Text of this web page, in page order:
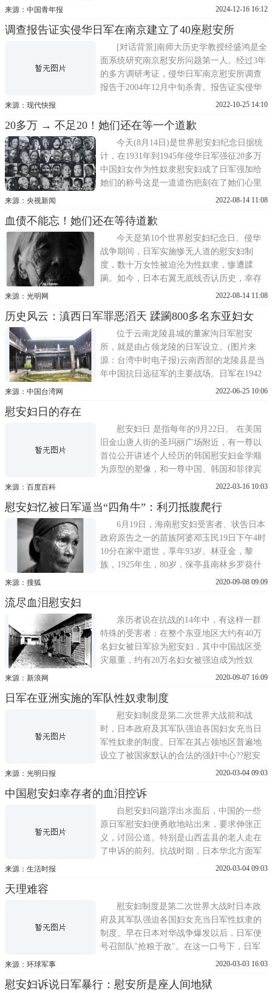
杀、狂轰滥炸、活埋、活体实验、掠夺资
间，大半中国被日军践踏。实施慰安妇制
度，是当时日军犯下罄竹难书的罪行之一。
据统计，日军刺刀下的中
来源：中国青年报 2024-12-16 16:12
调查报告证实侵华日军在南京建立了40座慰安所
[对话背景]南师大历史学教授经盛鸿是全
面系统研究南京慰安所问题第一人。经过3年
的多方调研考证，侵华日军南京慰安所调查
报告于2004年12月中旬杀青。报告证实侵华
战争14年中，日军在南京建立了40座慰安
经盛鸿教授。[对话人物]经盛鸿：南京师范
大学历史系教授，20多年来，潜心于日本侵
华史和南京大屠杀史研
来源：现代快报 2022-10-25 14:10
20多万 → 不足20！她们还在等一个道歉
今天(8月14日)是世界慰安妇纪念日据统
计，在1931年到1945年侵华日军强征20多万
中国妇女作为性奴隶慰安妇成了日军强加给
她们的称号这是一道道伤疤刻在了她们心里
这更是人类的耻辱留在了历史上回忆痛苦往
1920年广西桂林荔浦县新坪镇人1944年冬天
24岁
来源：央视新闻 2022-08-14 11:08
血债不能忘！她们还在等待道歉
今天是第10个世界慰安妇纪念日。侵华
战争期间，日军实施惨无人道的慰安妇制
度，数十万女性被迫沦为性奴隶，惨遭蹂
躏。如今，日本右翼无底线否认历史，幸存
者老人们逐渐凋零，在世的慰安妇制度受害
来源：光明网 2022-08-14 11:08
历史风云：滇西日军罪恶滔天 蹂躏800多名东亚妇女
位于云南龙陵县城的董家沟日军慰安
所，就是由占领龙陵的日军设立。(图片来
源：台湾中时电子报)云南西部的龙陵县是当
年中国抗日远征军的主要战场。日军在1942
到1944年间攻占龙陵，广设慰安所供日军逞
西，这批台湾妇女因此沦为蹂躏暴行下的牺
牲者。据考证，滇西日军共蹂
来源：中国台湾网 2022-06-25 10:06
慰安妇日的存在
慰安妇日 是指每年的9月22日。 在美国
旧金山唐人街的圣玛丽广场附近，有一尊以
首位公开讲述个人经历的韩国慰安妇金学顺
为原型的塑像，和一尊中国、韩国和菲律宾
三名慰安妇少女手拉手的塑像。设立背景 公
国家和地区的20万无辜女性被强迫成为日本
军人的慰安妇，受害者最多的是中国、韩国
和菲律宾。其他国
来源：百度百科 2022-03-16 10:03
慰安妇忆被日军逼当“四角牛”：利刃抵腹爬行
6月19日，海南慰安妇受害者、状告日本
政府原告之一的苗族阿婆邓玉民19日下午4时
10分在家中逝世，享年93岁。林亚金，黎
族，1925年生，80岁，保亭县南林乡罗葵什
号村人。1943年10月被日军抓走，第二天就
妇。近一个月来，由于采访慰安妇，我常常
被讲述慰安妇故事
来源：搜狐 2020-09-08 09:09
流尽血泪慰安妇
亲历者说在抗战的14年中，有这样一群
特殊的受害者：在整个东亚地区大约有40万
名妇女被日军掠为慰安妇，其中中国战区受
灾最重，约有20万名妇女被强迫成为性奴
隶，她们以1：29至1：37的比例被配给日军
她们都曾被日军施暴，导致其中大约75%的
妇女死于非命，死难人数相当于一次南京大
屠杀。日军却把这种兽行当
来源：新浪网 2020-09-07 16:09
日军在亚洲实施的军队性奴隶制度
慰安妇制度是第二次世界大战前和战
时，日本政府及其军队强迫各国妇女充当日
军性奴隶的制度。日军在其占领地区普遍地
设立了被国家默认的合法的强奸中心??慰安
所。在这一制度的奴役下，大量中国、朝
躏。强征中国、朝鲜等地妇女为日军性奴
隶，可以说是日本政府和军部直接策划、各
地日军具体执行实施的有组织、有计
来源：光明日报 2020-03-04 09:03
中国慰安妇幸存者的血泪控诉
自慰安妇问题浮出水面后，中国的一些
原日军慰安妇便勇敢地站出来，要求伸张正
义，讨回公道。特别是山西盂县的老人走在
了申诉的前列。抗战时期，日本华北方面军
第1军独立混成第4旅团侵入盂县，他们派了
性奴隶。现在已经确认的被迫充当慰安妇的
总计有50名，当时她们最年长
来源：生活时报 2020-03-04 09:03
天理难容
慰安妇制度是第二次世界大战时日本政
府及其军队强迫各国妇女充当日军性奴隶的
制度。早在日本对华战争爆发以后，日军便
号召部队"抢粮于敌"。在这一口号下，日军
需要的各种物资及补给品均抢自中国战场，
的扩大和升级，侵华日军人数的增加，日军
来源：环球军事 2020-03-03 16:03
慰安妇诉说日军暴行：慰安所是座人间地狱